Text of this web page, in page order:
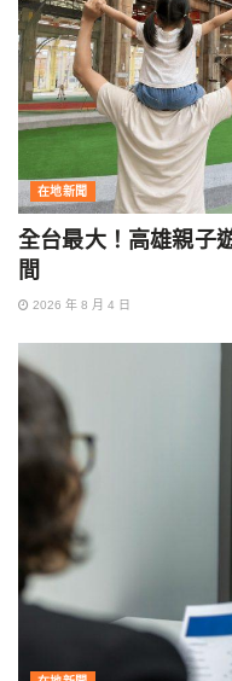
在地新聞
全台最大！高雄親子
間
2026 年 8 月 4 日